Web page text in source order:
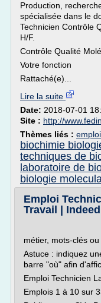
Production,
spécialisée dans le
Technicien Contrôle
H/F.
Contrôle Qualité
Votre fonction
Rattaché(e)...
Lire la suite
Date: 2018-07-01
Site : http://
Thèmes liés :
biochimie
techniques de
laboratoire de
biologie
Emploi
Travail |
métier, mots-clés
Astuce : indiquez
barre "où" afin
Emploi Technicien
Emplois 1 à 10 sur